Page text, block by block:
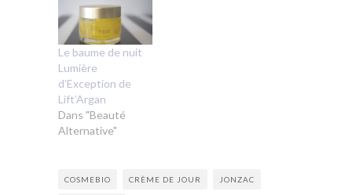
Le baume de nuit
Lumière
d’Exception de
Lift’Argan
Dans "Beauté
Alternative"
COSMEBIO CRÈME DE JOUR JONZAC